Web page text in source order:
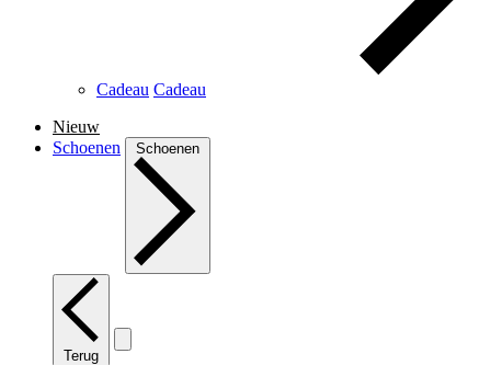
Cadeau Cadeau
Nieuw
Schoenen
Schoenen
Terug